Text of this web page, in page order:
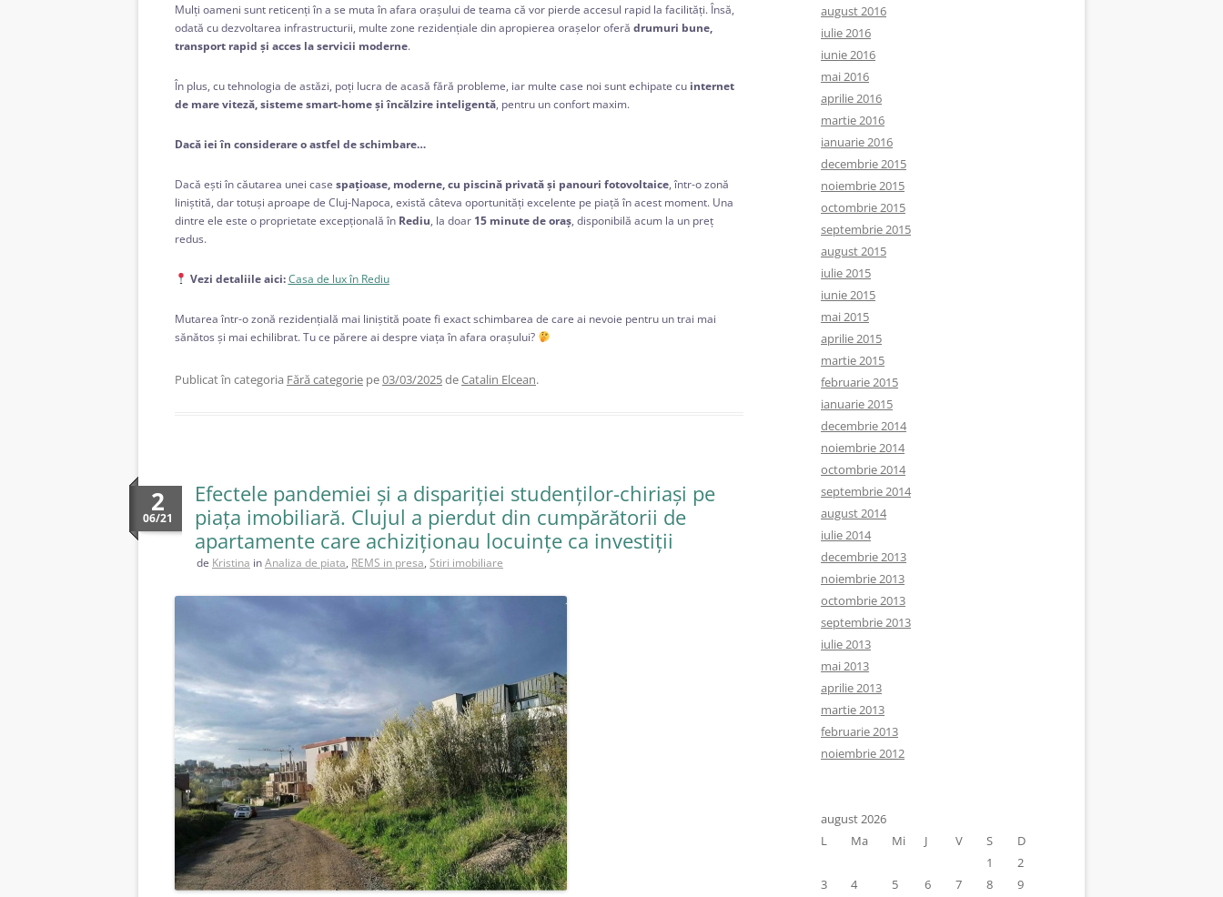
Mulți oameni sunt reticenți în a se muta în afara orașului de teama că vor pierde accesul rapid la facilități. Însă,
odată cu dezvoltarea infrastructurii, multe zone rezidențiale din apropierea orașelor oferă drumuri bune,
transport rapid și acces la servicii moderne.
În plus, cu tehnologia de astăzi, poți lucra de acasă fără probleme, iar multe case noi sunt echipate cu internet
de mare viteză, sisteme smart-home și încălzire inteligentă, pentru un confort maxim.
Dacă iei în considerare o astfel de schimbare…
Dacă ești în căutarea unei case spațioase, moderne, cu piscină privată și panouri fotovoltaice, într-o zonă
liniștită, dar totuși aproape de Cluj-Napoca, există câteva oportunități excelente pe piață în acest moment. Una
dintre ele este o proprietate excepțională în Rediu, la doar 15 minute de oraș, disponibilă acum la un preț
redus.
Vezi detaliile aici:Casa de lux în Rediu
Mutarea într-o zonă rezidențială mai liniștită poate fi exact schimbarea de care ai nevoie pentru un trai mai
sănătos și mai echilibrat. Tu ce părere ai despre viața în afara orașului?
Publicat în categoria Fără categorie pe03/03/2025deCatalin Elcean.
2
06/21
Efectele pandemiei și a dispariției studenților-chiriași pe
piața imobiliară. Clujul a pierdut din cumpărătorii de
apartamente care achiziționau locuințe ca investiții
de Kristina inAnaliza de piata, REMS in presa, Stiri imobiliare
august 2016
iulie 2016
iunie 2016
mai 2016
aprilie 2016
martie 2016
ianuarie 2016
decembrie 2015
noiembrie 2015
octombrie 2015
septembrie 2015
august 2015
iulie 2015
iunie 2015
mai 2015
aprilie 2015
martie 2015
februarie 2015
ianuarie 2015
decembrie 2014
noiembrie 2014
octombrie 2014
septembrie 2014
august 2014
iulie 2014
decembrie 2013
noiembrie 2013
octombrie 2013
septembrie 2013
iulie 2013
mai 2013
aprilie 2013
martie 2013
februarie 2013
noiembrie 2012
august 2026
L
Ma Mi J V S
D
1
2
3
4 5 6 7 8
9